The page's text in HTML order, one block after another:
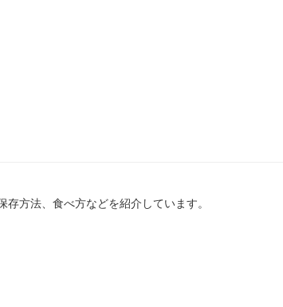
方法、食べ方などを紹介しています。